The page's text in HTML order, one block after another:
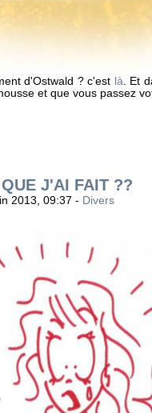
d'Ostwald ? c'est là. Et
et que vous passez
J'AI FAIT ??
2013, 09:37 - Divers